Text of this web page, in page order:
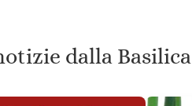
dalla Basilica